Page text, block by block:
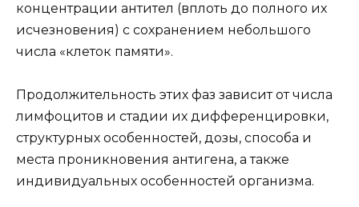
концентрации антител (вплоть до полного их
исчезновения) с сохранением небольшого
числа «клеток памяти».
Продолжительность этих фаз зависит от числа
лимфоцитов и стадии их дифференцировки,
структурных особенностей, дозы, способа и
места проникновения антигена, а также
индивидуальных особенностей организма.